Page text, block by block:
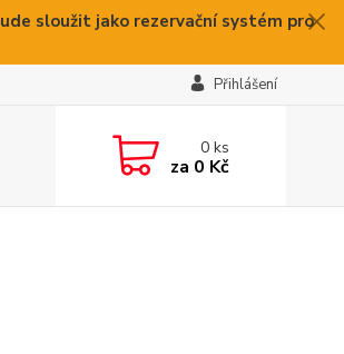
sloužit jako rezervační systém pro
Přihlášení
0ks
za 0 Kč